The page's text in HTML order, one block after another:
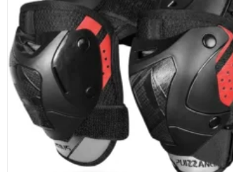
se
pueden
elegir
en
la
página
de
producto